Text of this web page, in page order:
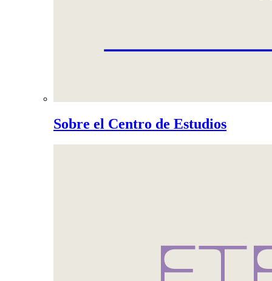
Sobre el Centro de Estudios